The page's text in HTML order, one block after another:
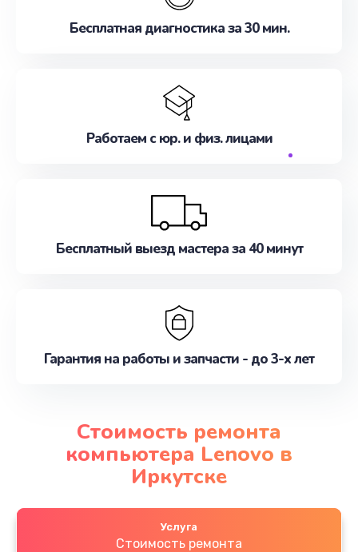
Бесплатная диагностика за 30 мин.
Работаем с юр. и физ. лицами
Бесплатный выезд мастера за 40 минут
Гарантия на работы и запчасти - до 3-х лет
Стоимость ремонта
компьютера Lenovo в
Иркутске
Услуга
Стоимость ремонта